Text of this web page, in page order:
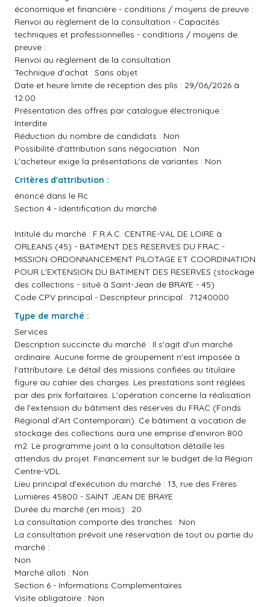
économique et financière - conditions / moyens de preuve :
Renvoi au règlement de la consultation - Capacités
techniques et professionnelles - conditions / moyens de
preuve :
Renvoi au règlement de la consultation
Technique d'achat : Sans objet
Date et heure limite de réception des plis : 29/06/2026 à
12:00
Présentation des offres par catalogue électronique :
Interdite
Réduction du nombre de candidats : Non
Possibilité d'attribution sans négociation : Non
L'acheteur exige la présentations de variantes : Non
Critères d'attribution :
énoncé dans le Rc
Section 4 - Identification du marché
Intitulé du marché : F.R.A.C. CENTRE-VAL DE LOIRE à
ORLEANS (45) - BATIMENT DES RESERVES DU FRAC -
MISSION ORDONNANCEMENT PILOTAGE ET COORDINATION
POUR L'EXTENSION DU BATIMENT DES RESERVES (stockage
des collections - situé à Saint-Jean de BRAYE - 45)
Code CPV principal - Descripteur principal : 71240000
Type de marché :
Services
Description succincte du marché : Il s'agit d'un marché
ordinaire. Aucune forme de groupement n'est imposée à
l'attributaire. Le détail des missions confiées au titulaire
figure au cahier des charges. Les prestations sont réglées
par des prix forfaitaires. L'opération concerne la réalisation
de l'extension du bâtiment des réserves du FRAC (Fonds
Régional d'Art Contemporain). Ce bâtiment à vocation de
stockage des collections aura une emprise d'environ 800
m2. Le programme joint à la consultation détaille les
attendus du projet. Financement sur le budget de la Région
Centre-VDL
Lieu principal d'exécution du marché : 13, rue des Frères
Lumières 45800 - SAINT JEAN DE BRAYE
Durée du marché (en mois) : 20
La consultation comporte des tranches : Non
La consultation prévoit une réservation de tout ou partie du
marché :
Non
Marché alloti : Non
Section 6 - Informations Complementaires
Visite obligatoire : Non